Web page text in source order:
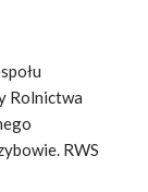
Rolnictwa
RWS